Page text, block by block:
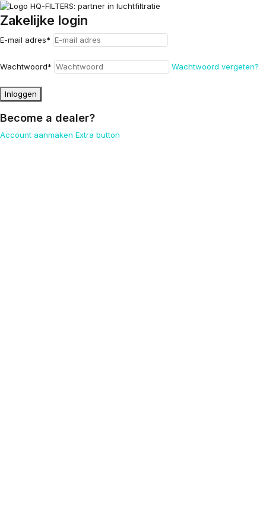
Zakelijke login
E-mail adres*
Wachtwoord* Wachtwoord vergeten?
Inloggen
Become a dealer?
Account aanmaken Extra button